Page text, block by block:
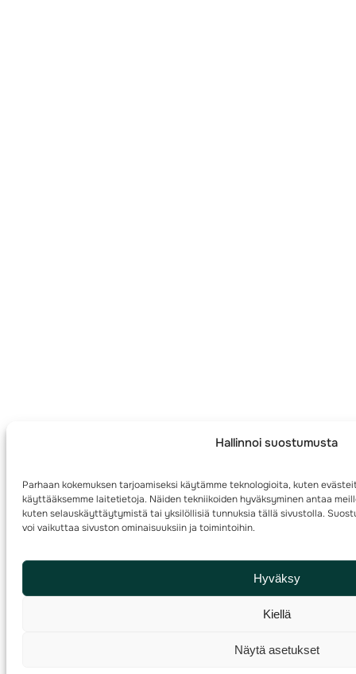
Hallinnoi suostumusta
Parhaan kokemuksen tarjoamiseksi käytämme teknologioita, kuten
käyttääksemme laitetietoja. Näiden tekniikoiden hyväksyminen antaa
kuten selauskäyttäytymistä tai yksilöllisiä tunnuksia tällä sivustolla.
voi vaikuttaa sivuston ominaisuuksiin ja toimintoihin.
Hyväksy
Kiellä
Näytä asetukset